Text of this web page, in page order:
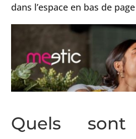
dans l’espace en bas de
Quels